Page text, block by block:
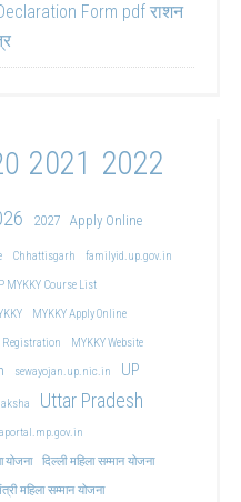
Form pdf राशन
2021 2022
2027 Apply Online
Chhattisgarh familyid.up.gov.in
MYKKY Course List
MYKKY Apply Online
Registration
MYKKY Website
sewayojan.up.nic.in UP
Uttar Pradesh
योजना दिल्ली महिला सम्मान योजना
महिला सम्मान योजना